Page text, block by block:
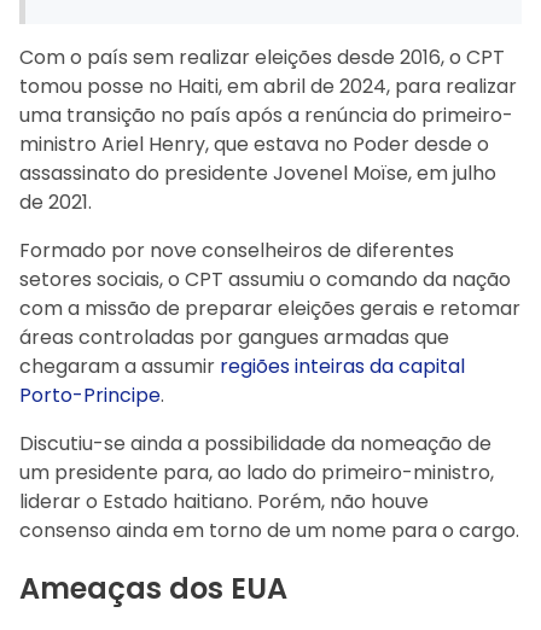
Com o país sem realizar eleições desde 2016, o CPT
tomou posse no Haiti, em abril de 2024, para realizar
uma transição no país após a renúncia do primeiro-
ministro Ariel Henry, que estava no Poder desde o
assassinato do presidente Jovenel Moïse, em julho
de 2021.
Formado por nove conselheiros de diferentes
setores sociais, o CPT assumiu o comando da nação
com a missão de preparar eleições gerais e retomar
áreas controladas por gangues armadas que
chegaram a assumir regiões inteiras da capital
Porto-Principe.
Discutiu-se ainda a possibilidade da nomeação de
um presidente para, ao lado do primeiro-ministro,
liderar o Estado haitiano. Porém, não houve
consenso ainda em torno de um nome para o cargo.
Ameaças dos EUA